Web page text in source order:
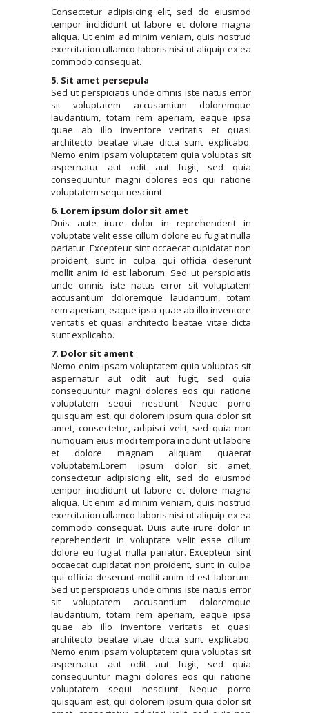
Consectetur adipisicing elit, sed do eiusmod
tempor incididunt ut labore et dolore magna
aliqua. Ut enim ad minim veniam, quis nostrud
exercitation ullamco laboris nisi ut aliquip ex ea
commodo consequat.
5. Sit amet persepula
Sed ut perspiciatis unde omnis iste natus error
sit voluptatem accusantium doloremque
laudantium, totam rem aperiam, eaque ipsa
quae ab illo inventore veritatis et quasi
architecto beatae vitae dicta sunt explicabo.
Nemo enim ipsam voluptatem quia voluptas sit
aspernatur aut odit aut fugit, sed quia
consequuntur magni dolores eos qui ratione
voluptatem sequi nesciunt.
6. Lorem ipsum dolor sit amet
Duis aute irure dolor in reprehenderit in
voluptate velit esse cillum dolore eu fugiat nulla
pariatur. Excepteur sint occaecat cupidatat non
proident, sunt in culpa qui officia deserunt
mollit anim id est laborum. Sed ut perspiciatis
unde omnis iste natus error sit voluptatem
accusantium doloremque laudantium, totam
rem aperiam, eaque ipsa quae ab illo inventore
veritatis et quasi architecto beatae vitae dicta
sunt explicabo.
7. Dolor sit ament
Nemo enim ipsam voluptatem quia voluptas sit
aspernatur aut odit aut fugit, sed quia
consequuntur magni dolores eos qui ratione
voluptatem sequi nesciunt. Neque porro
quisquam est, qui dolorem ipsum quia dolor sit
amet, consectetur, adipisci velit, sed quia non
numquam eius modi tempora incidunt ut labore
et dolore magnam aliquam quaerat
voluptatem.Lorem ipsum dolor sit amet,
consectetur adipisicing elit, sed do eiusmod
tempor incididunt ut labore et dolore magna
aliqua. Ut enim ad minim veniam, quis nostrud
exercitation ullamco laboris nisi ut aliquip ex ea
commodo consequat. Duis aute irure dolor in
reprehenderit in voluptate velit esse cillum
dolore eu fugiat nulla pariatur. Excepteur sint
occaecat cupidatat non proident, sunt in culpa
qui officia deserunt mollit anim id est laborum.
Sed ut perspiciatis unde omnis iste natus error
sit voluptatem accusantium doloremque
laudantium, totam rem aperiam, eaque ipsa
quae ab illo inventore veritatis et quasi
architecto beatae vitae dicta sunt explicabo.
Nemo enim ipsam voluptatem quia voluptas sit
aspernatur aut odit aut fugit, sed quia
consequuntur magni dolores eos qui ratione
voluptatem sequi nesciunt. Neque porro
quisquam est, qui dolorem ipsum quia dolor sit